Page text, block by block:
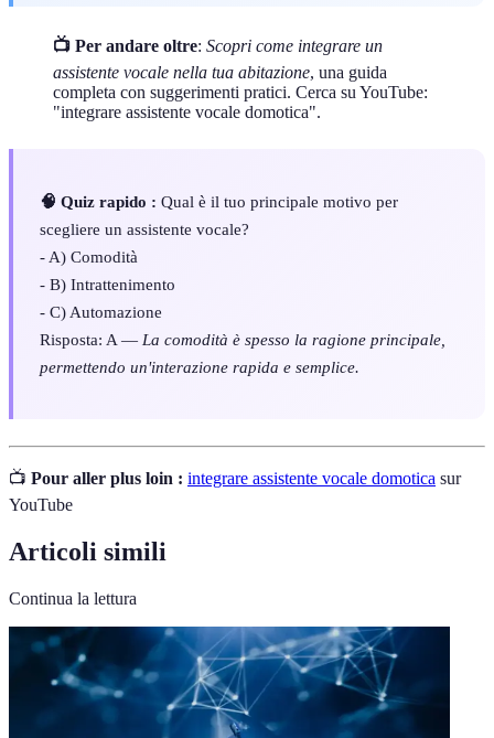
📺 Per andare oltre: Scopri come integrare un
assistente vocale nella tua abitazione, una guida
completa con suggerimenti pratici. Cerca su YouTube:
"integrare assistente vocale domotica".
🧠 Quiz rapido : Qual è il tuo principale motivo per
scegliere un assistente vocale?
- A) Comodità
- B) Intrattenimento
- C) Automazione
Risposta: A — La comodità è spesso la ragione principale,
permettendo un'interazione rapida e semplice.
📺 Pour aller plus loin : integrare assistente vocale domotica sur
YouTube
Articoli simili
Continua la lettura